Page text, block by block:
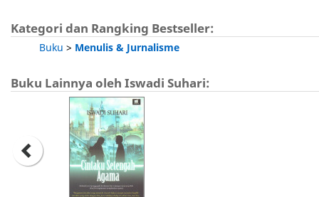
Kategori dan Rangking Bestseller:
Buku > Menulis & Jurnalisme
Buku Lainnya oleh Iswadi Suhari: